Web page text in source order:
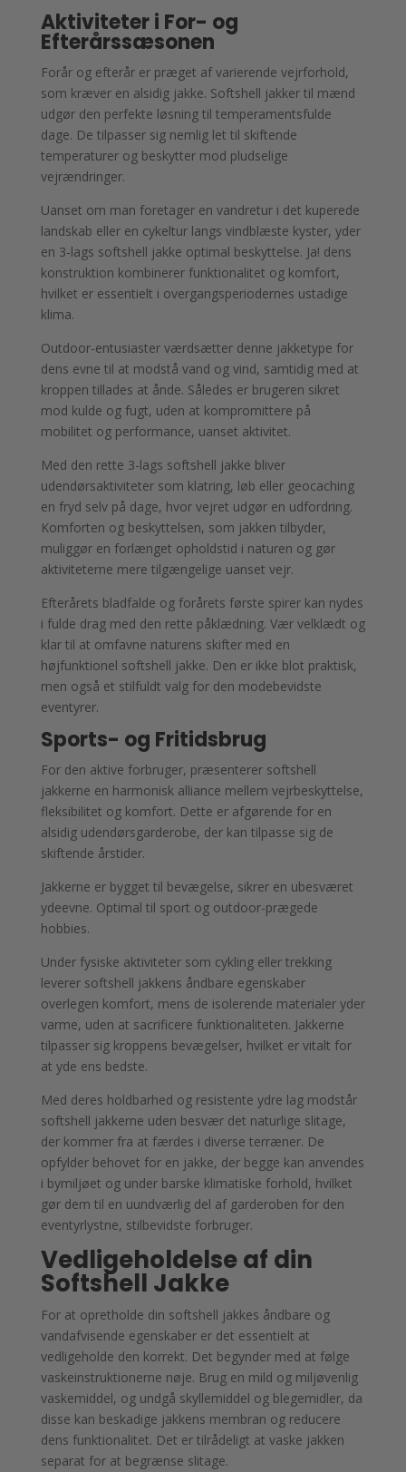
Aktiviteter i For- og
Efterårssæsonen
Forår og efterår er præget af varierende vejrforhold,
som kræver en alsidig jakke. Softshell jakker til mænd
udgør den perfekte løsning til temperamentsfulde
dage. De tilpasser sig nemlig let til skiftende
temperaturer og beskytter mod pludselige
vejrændringer.
Uanset om man foretager en vandretur i det kuperede
landskab eller en cykeltur langs vindblæste kyster, yder
en 3-lags softshell jakke optimal beskyttelse. Ja! dens
konstruktion kombinerer funktionalitet og komfort,
hvilket er essentielt i overgangsperiodernes ustadige
klima.
Outdoor-entusiaster værdsætter denne jakketype for
dens evne til at modstå vand og vind, samtidig med at
kroppen tillades at ånde. Således er brugeren sikret
mod kulde og fugt, uden at kompromittere på
mobilitet og performance, uanset aktivitet.
Med den rette 3-lags softshell jakke bliver
udendørsaktiviteter som klatring, løb eller geocaching
en fryd selv på dage, hvor vejret udgør en udfordring.
Komforten og beskyttelsen, som jakken tilbyder,
muliggør en forlænget opholdstid i naturen og gør
aktiviteterne mere tilgængelige uanset vejr.
Efterårets bladfalde og forårets første spirer kan nydes
i fulde drag med den rette påklædning. Vær velklædt og
klar til at omfavne naturens skifter med en
højfunktionel softshell jakke. Den er ikke blot praktisk,
men også et stilfuldt valg for den modebevidste
eventyrer.
Sports- og Fritidsbrug
For den aktive forbruger, præsenterer softshell
jakkerne en harmonisk alliance mellem vejrbeskyttelse,
fleksibilitet og komfort. Dette er afgørende for en
alsidig udendørsgarderobe, der kan tilpasse sig de
skiftende årstider.
Jakkerne er bygget til bevægelse, sikrer en ubesværet
ydeevne. Optimal til sport og outdoor-prægede
hobbies.
Under fysiske aktiviteter som cykling eller trekking
leverer softshell jakkens åndbare egenskaber
overlegen komfort, mens de isolerende materialer yder
varme, uden at sacrificere funktionaliteten. Jakkerne
tilpasser sig kroppens bevægelser, hvilket er vitalt for
at yde ens bedste.
Med deres holdbarhed og resistente ydre lag modstår
softshell jakkerne uden besvær det naturlige slitage,
der kommer fra at færdes i diverse terræner. De
opfylder behovet for en jakke, der begge kan anvendes
i bymiljøet og under barske klimatiske forhold, hvilket
gør dem til en uundværlig del af garderoben for den
eventyrlystne, stilbevidste forbruger.
Vedligeholdelse af din
Softshell Jakke
For at opretholde din softshell jakkes åndbare og
vandafvisende egenskaber er det essentielt at
vedligeholde den korrekt. Det begynder med at følge
vaskeinstruktionerne nøje. Brug en mild og miljøvenlig
vaskemiddel, og undgå skyllemiddel og blegemidler, da
disse kan beskadige jakkens membran og reducere
dens funktionalitet. Det er tilrådeligt at vaske jakken
separat for at begrænse slitage.